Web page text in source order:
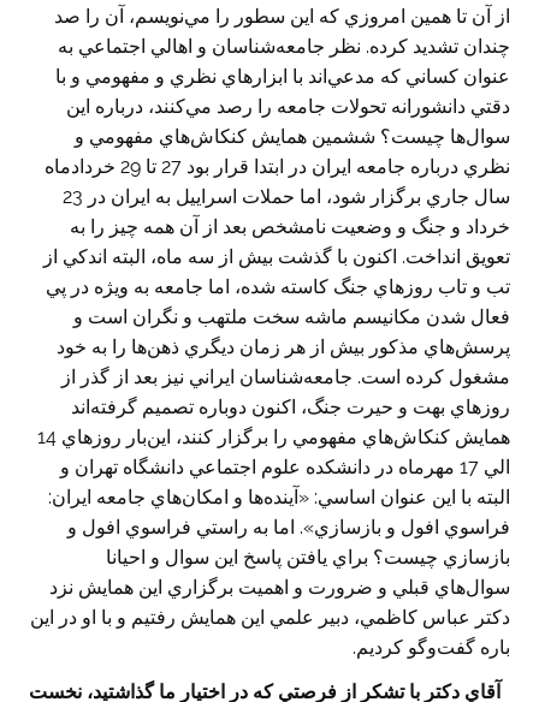
از آن تا همين امروزي كه اين سطور را مي‌نويسم، آن را صد
چندان تشديد كرده. نظر جامعه‌شناسان و اهالي اجتماعي به
عنوان كساني كه مدعي‌اند با ابزارهاي نظري و مفهومي و با
دقتي دانشورانه تحولات جامعه را رصد مي‌كنند، درباره اين
سوال‌ها چيست؟ ششمين همايش كنكاش‌هاي مفهومي و
نظري درباره جامعه ايران در ابتدا قرار بود 27 تا 29 خردادماه
سال جاري برگزار شود، اما حملات اسراييل به ايران در 23
خرداد و جنگ و وضعيت نامشخص بعد از آن همه‌ چيز را به
تعويق انداخت. اكنون با گذشت بيش از سه ماه، البته اندكي از
تب و تاب روزهاي جنگ كاسته شده، اما جامعه به ويژه در پي
فعال شدن مكانيسم ماشه سخت ملتهب و نگران است و
پرسش‌هاي مذكور بيش از هر زمان ديگري ذهن‌ها را به خود
مشغول كرده است. جامعه‌شناسان ايراني نيز بعد از گذر از
روزهاي بهت و حيرت جنگ، اكنون دوباره تصميم گرفته‌اند
همايش كنكاش‌هاي مفهومي را برگزار كنند، اين‌بار روزهاي 14
الي 17 مهرماه در دانشكده علوم اجتماعي دانشگاه تهران و
البته با اين عنوان اساسي: «آينده‌ها و امكان‌هاي جامعه ايران:
فراسوي افول و بازسازي». اما به راستي فراسوي افول و
بازسازي چيست؟ براي يافتن پاسخ اين سوال و احيانا
سوال‌هاي قبلي و ضرورت و اهميت برگزاري اين همايش نزد
دكتر عباس كاظمي، دبير علمي اين همايش رفتيم و با او در اين
باره گفت‌وگو كرديم.
‌آقاي دكتر با تشكر از فرصتي كه در اختيار ما گذاشتيد، نخست